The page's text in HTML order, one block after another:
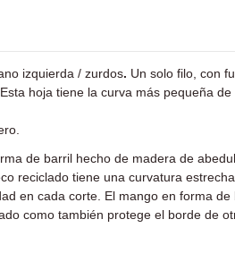
izquierda / zurdos. Un solo filo, con
hoja tiene la curva más pequeña de
de barril hecho de madera de
reciclado tiene una curvatura
en cada corte. El mango en forma
como también protege el borde de